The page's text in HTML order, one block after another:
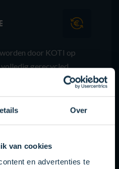
Over
van cookies
en advertenties te
door KOTI op
gerecycled.
zoeken wij tijdens de